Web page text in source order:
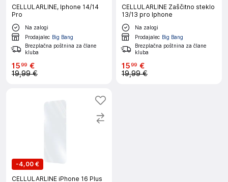
CELLULARLINE, Iphone 14/14
Pro
Na zalogi
Prodajalec Big Bang
Brezplačna poštnina za člane
kluba
1599 €
19,99 €
CELLULARLINE Zaščitno steklo
13/13 pro Iphone
Na zalogi
Prodajalec Big Bang
Brezplačna poštnina za člane
kluba
1599 €
19,99 €
-4,00 €
CELLULARLINE iPhone 16 Plus